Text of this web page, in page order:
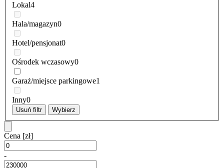
Lokal4
Hala/magazyn0
Hotel/pensjonat0
Ośrodek wczasowy0
Garaż/miejsce parkingowe1
Inny0
Usuń filtr Wybierz
Cena [zł]
-